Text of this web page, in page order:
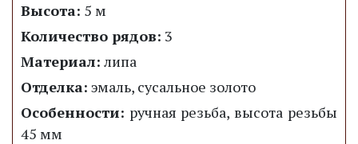
Высота: 5 м
Количество рядов: 3
Материал: липа
Отделка: эмаль, сусальное золото
Особенности: ручная резьба, высота резьбы
45 мм